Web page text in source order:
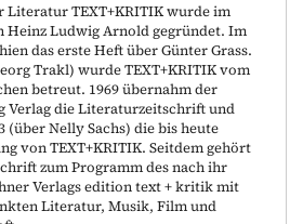
Literatur TEXT+KRITIK wurde im
Heinz Ludwig Arnold gegründet. Im
das erste Heft über Günter Grass.
Trakl) wurde TEXT+KRITIK vom
betreut. 1969 übernahm der
Verlag die Literaturzeitschrift und
(über Nelly Sachs) die bis heute
von TEXT+KRITIK. Seitdem gehört
zum Programm des nach ihr
Verlags edition text + kritik mit
Literatur, Musik, Film und